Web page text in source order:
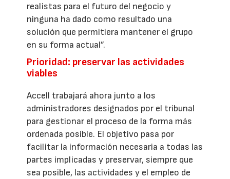
realistas para el futuro del negocio y
ninguna ha dado como resultado una
solución que permitiera mantener el grupo
en su forma actual”.
Prioridad: preservar las actividades
viables
Accell trabajará ahora junto a los
administradores designados por el tribunal
para gestionar el proceso de la forma más
ordenada posible. El objetivo pasa por
facilitar la información necesaria a todas las
partes implicadas y preservar, siempre que
sea posible, las actividades y el empleo de